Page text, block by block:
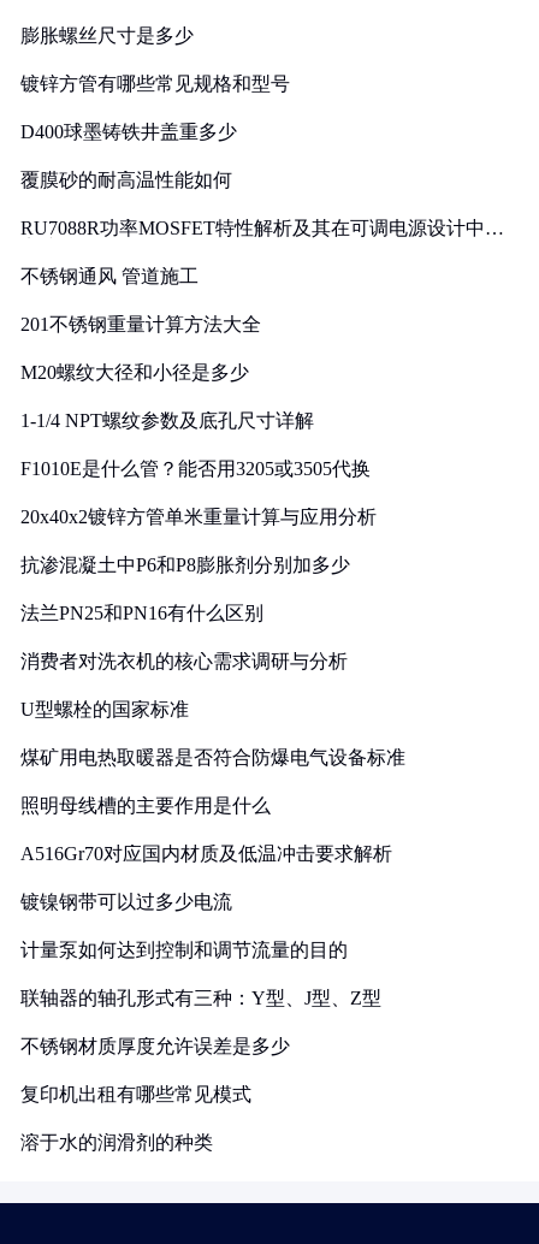
膨胀螺丝尺寸是多少
镀锌方管有哪些常见规格和型号
D400球墨铸铁井盖重多少
覆膜砂的耐高温性能如何
RU7088R功率MOSFET特性解析及其在可调电源设计中的
不锈钢通风 管道施工
201不锈钢重量计算方法大全
M20螺纹大径和小径是多少
1-1/4 NPT螺纹参数及底孔尺寸详解
F1010E是什么管？能否用3205或3505代换
20x40x2镀锌方管单米重量计算与应用分析
抗渗混凝土中P6和P8膨胀剂分别加多少
法兰PN25和PN16有什么区别
消费者对洗衣机的核心需求调研与分析
U型螺栓的国家标准
煤矿用电热取暖器是否符合防爆电气设备标准
照明母线槽的主要作用是什么
A516Gr70对应国内材质及低温冲击要求解析
镀镍钢带可以过多少电流
计量泵如何达到控制和调节流量的目的
联轴器的轴孔形式有三种：Y型、J型、Z型
不锈钢材质厚度允许误差是多少
复印机出租有哪些常见模式
溶于水的润滑剂的种类